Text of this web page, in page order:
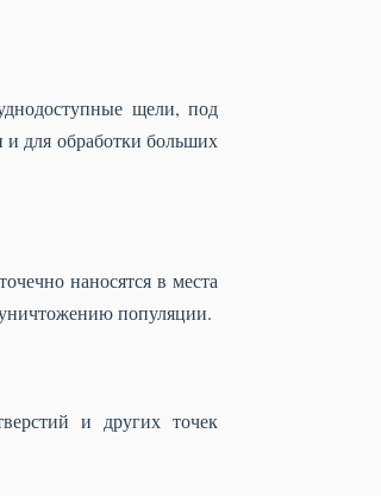
щели, под
для обработки больших
наносятся в места
популяции.
и других точек